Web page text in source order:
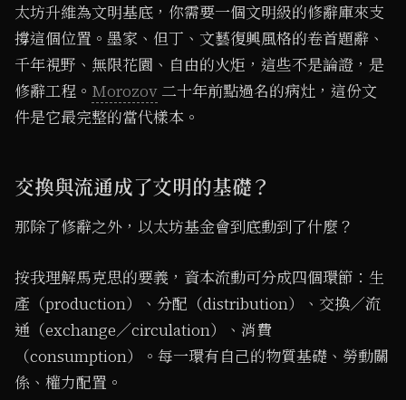
太坊升維為文明基底，你需要一個文明級的修辭庫來支
撐這個位置。墨家、但丁、文藝復興風格的卷首題辭、
千年視野、無限花園、自由的火炬，這些不是論證，是
修辭工程。 Morozov 二十年前點過名的病灶，這份文
件是它最完整的當代樣本。
交換與流通成了文明的基礎？
那除了修辭之外，以太坊基金會到底動到了什麼？
按我理解馬克思的要義，資本流動可分成四個環節：生
產（production）、分配（distribution）、交換／流
通（exchange／circulation）、消費
（consumption）。每一環有自己的物質基礎、勞動關
係、權力配置。